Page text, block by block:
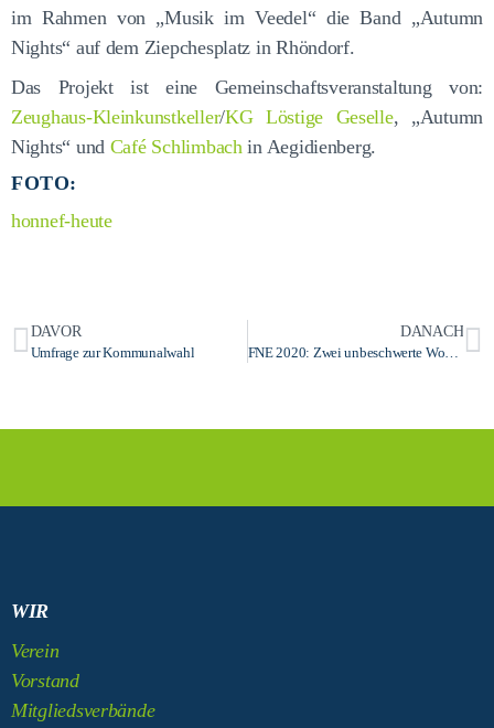
im Rahmen von „Musik im Veedel“ die Band „Autumn
Nights“ auf dem Ziepchesplatz in Rhöndorf.
Das Projekt ist eine Gemeinschaftsveranstaltung von:
Zeughaus-Kleinkunstkeller/KG Löstige Geselle, „Autumn
Nights“ und Café Schlimbachin Aegidienberg.
FOTO:
honnef-heute
DAVOR
Umfrage zur Kommunalwahl
DANACH
FNE 2020: Zwei unbeschwerte Wochen trotz Corona
WIR
Verein
Vorstand
Mitgliedsverbände